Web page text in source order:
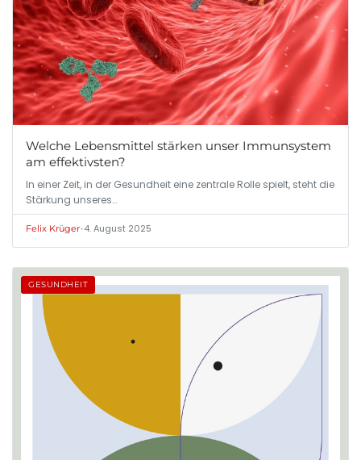
Welche Lebensmittel stärken unser Immunsystem
am effektivsten?
In einer Zeit, in der Gesundheit eine zentrale Rolle spielt, steht die
Stärkung unseres…
Felix Krüger•4. August 2025
GESUNDHEIT